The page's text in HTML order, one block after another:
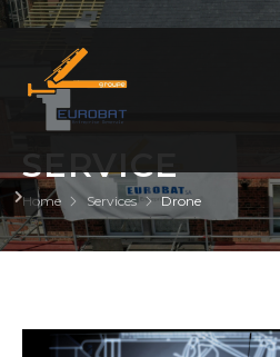
SERVICE
Home Services Drone